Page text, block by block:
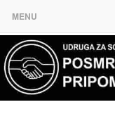
MENU